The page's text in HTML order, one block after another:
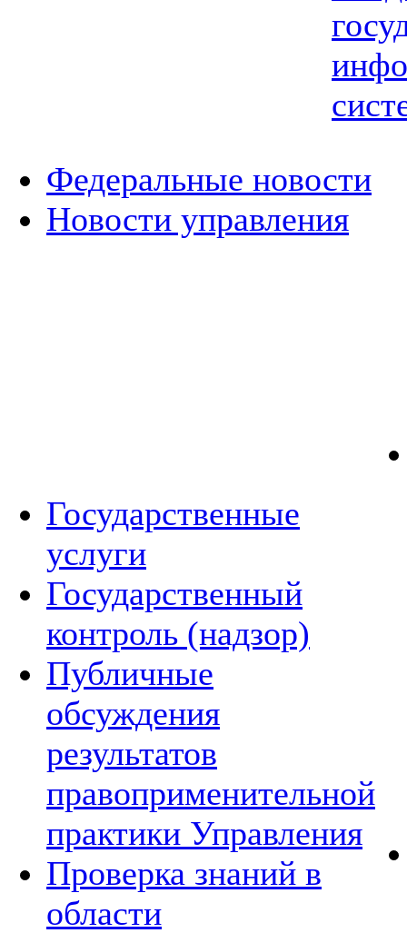
Федеральные новости
Новости управления
Государственные
услуги
Государственный
контроль (надзор)
Публичные
обсуждения
результатов
правоприменительной
практики Управления
Проверка знаний в
области